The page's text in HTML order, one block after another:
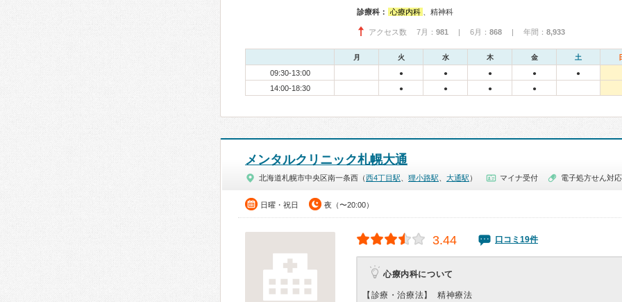
診療科： 心療内科 、精神科
アクセス数 7月： 981 | 6月： 868 | 年間： 8,933
月 火 水 木 金 土
09:30-13:00 ● ● ● ● ●
14:00-18:30 ● ● ● ●
メンタルクリニック札幌大通
北海道札幌市中央区南一条西（西4丁目駅 狸小路駅 大通駅 ） マイナ受付 電子処方せん対応
日曜・祝日 夜（〜20:00）
3.44 口コミ19件
心療内科について
【診療・治療法】 精神療法